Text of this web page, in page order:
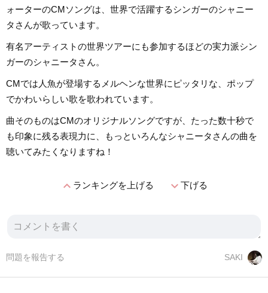
ォーターのCMソングは、世界で活躍するシンガーのシャニー
タさんが歌っています。
有名アーティストの世界ツアーにも参加するほどの実力派シン
ガーのシャニータさん。
CMでは人魚が登場するメルヘンな世界にピッタリな、ポップ
でかわいらしい歌を歌われています。
曲そのものはCMのオリジナルソングですが、たった数十秒で
も印象に残る表現力に、もっといろんなシャニータさんの曲を
聴いてみたくなりますね！
expand_lessランキングを上げる expand_more下げる
SAKI
問題を報告する